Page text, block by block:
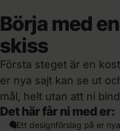
Börja med
skiss
Första steget är en
er nya sajt kan se ut
mål, helt utan att ni
Det här får ni med er:
Ett designförslag på er